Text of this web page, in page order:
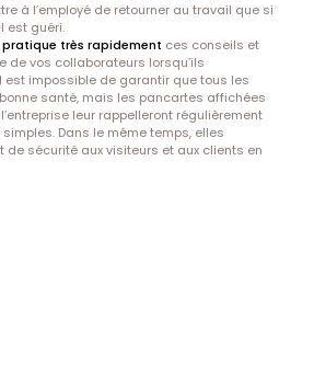
à l’employé de retourner au travail que si
est guéri.
très rapidement ces conseils et
de vos collaborateurs lorsqu’ils
est impossible de garantir que tous les
santé, mais les pancartes affichées
leur rappelleront régulièrement
simples. Dans le même temps, elles
de sécurité aux visiteurs et aux clients en